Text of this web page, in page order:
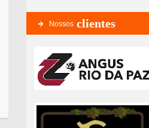
Nossos clientes